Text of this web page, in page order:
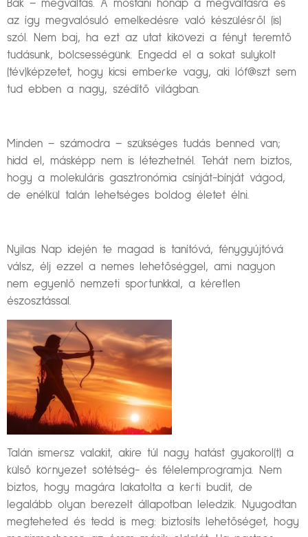
Bak – megváltás. A mostani hónap a megváltásra és
az így megvalósuló emelkedésre való készülésről (is)
szól. Nem baj, ha ezt az utat kikövezi a fényt teremtő
tudásunk, bölcsességünk. Engedd el a sokat sulykolt
(tév)képzetet, hogy kicsi emberke vagy, aki lóf@szt sem
tud ebben a nagy, szédítő világban.
Minden – számodra – szükséges tudás benned van;
hidd el, másképp nem is létezhetnél. Tehát nem biztos,
hogy a molekuláris gasztronómia csínját-bínját vágod,
de enélkül talán lehetséges boldog életet élni.
Nyilas Nap idején te magad is tanítóvá, fénygyújtóvá
válsz, élj ezzel a nemes lehetőséggel, ami nagyon
nem egyenlő nemzeti sportunkkal, a kéretlen
észosztással.
Talán ismersz valakit, akire túl nagy hatást gyakorol(t) a
külső környezet sötétség- és félelemprogramja. Nem
biztos, hogy magára lakatolta a kerti budit, de
legalább olyan berezelt állapotban leledzik. Nyugodtan
megteheted és tedd is meg: biztosíts lehetőséget, hogy